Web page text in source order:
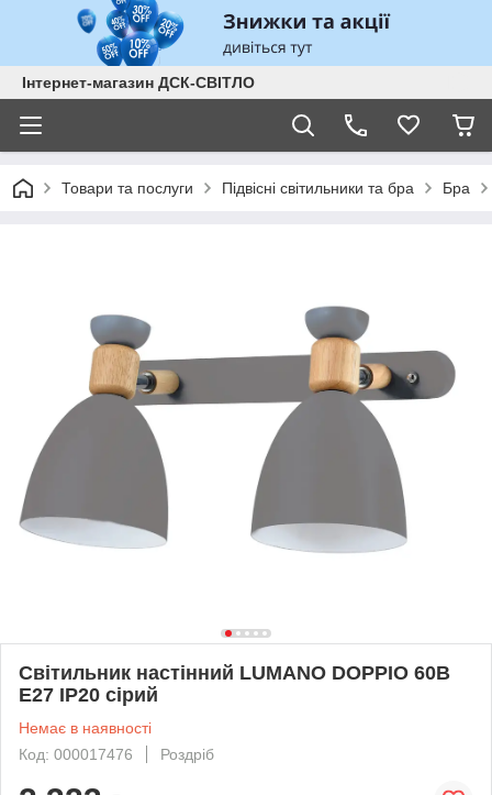
Інтернет-магазин ДСК-СВІТЛО
Товари та послуги Підвісні світильники та бра Бра
Світильник настінний LUMANO DOPPIO 60В
Е27 IP20 сірий
Немає в наявності
Код: 000017476
Роздріб